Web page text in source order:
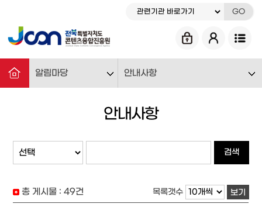
GO
알림마당 안내사항
안내사항
검색
총 게시물 :49건 목록갯수 보기